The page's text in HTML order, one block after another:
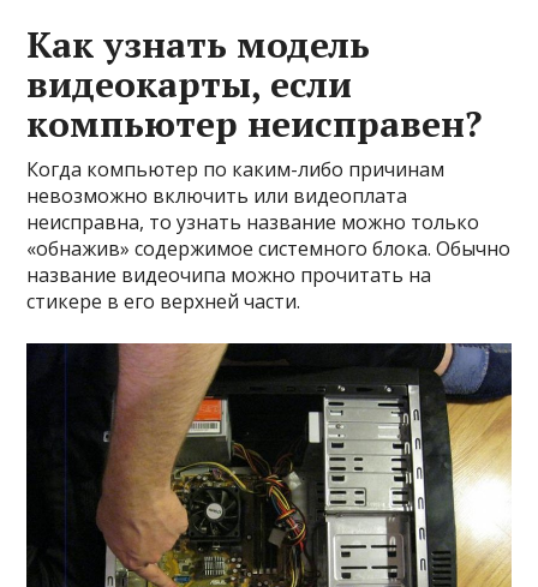
Как узнать модель
видеокарты, если
компьютер неисправен?
Когда компьютер по каким-либо причинам
невозможно включить или видеоплата
неисправна, то узнать название можно только
«обнажив» содержимое системного блока. Обычно
название видеочипа можно прочитать на
стикере в его верхней части.